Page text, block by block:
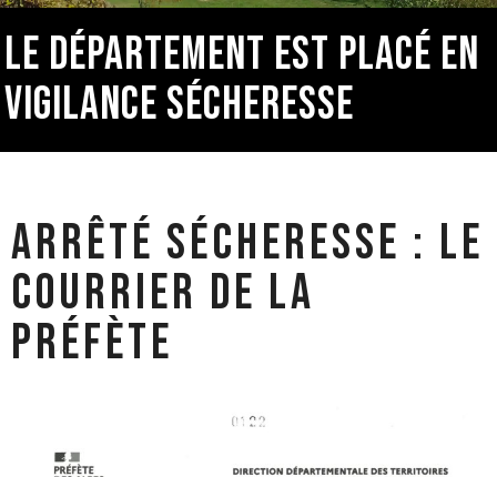
LE DÉPARTEMENT EST PLACÉ EN
VIGILANCE SÉCHERESSE
Arrêté sécheresse : Le
courrier de la
Préfète